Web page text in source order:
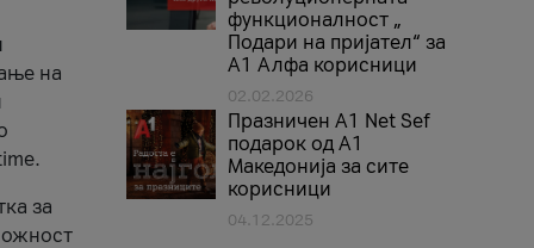
на
за
функционалност „
Подари на пријател“ за
А1 Алфа корисници
02.02.2026
Празничен A1 Net Sеf
подарок од А1
Македонија за сите
корисници
04.12.2025